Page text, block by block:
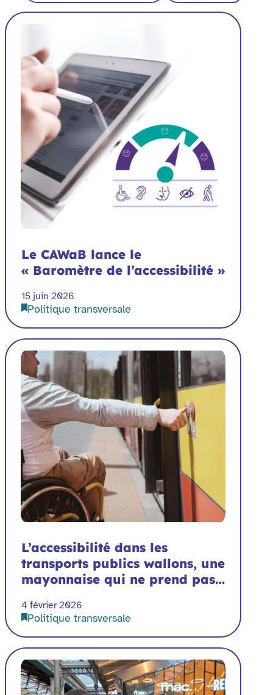
Le CAWaB lance le
« Baromètre de l’accessibilité »
15 juin 2026
Politique transversale
L’accessibilité dans les
transports publics wallons, une
mayonnaise qui ne prend pas…
4 février 2026
Politique transversale